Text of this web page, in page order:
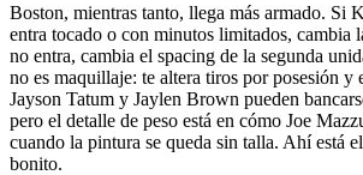
Boston, mientras tanto, llega más armado. Si
entra tocado o con minutos limitados, cambia
no entra, cambia el spacing de la segunda
no es maquillaje: te altera tiros por posesión y
Jayson Tatum y Jaylen Brown pueden
pero el detalle de peso está en cómo Joe
cuando la pintura se queda sin talla. Ahí está
bonito.